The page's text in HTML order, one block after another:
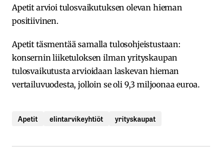
Apetit arvioi tulosvaikutuksen olevan hieman
positiivinen.
Apetit täsmentää samalla tulosohjeistustaan:
konsernin liiketuloksen ilman yrityskaupan
tulosvaikutusta arvioidaan laskevan hieman
vertailuvuodesta, jolloin se oli 9,3 miljoonaa euroa.
Apetit elintarvikeyhtiöt yrityskaupat